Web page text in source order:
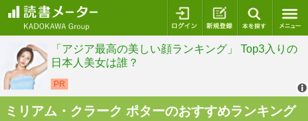
ログイン 新規登録
ミリアム・クラーク ポターのおすすめランキング